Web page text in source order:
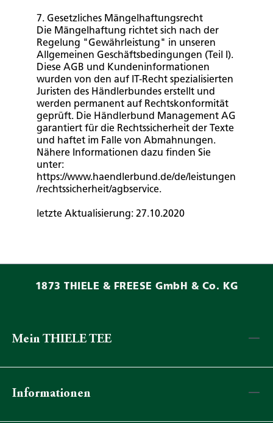
7. Gesetzliches Mängelhaftungsrecht
Die Mängelhaftung richtet sich nach der
Regelung "Gewährleistung" in unseren
Allgemeinen Geschäftsbedingungen (Teil I).
Diese AGB und Kundeninformationen
wurden von den auf IT-Recht spezialisierten
Juristen des Händlerbundes erstellt und
werden permanent auf Rechtskonformität
geprüft. Die Händlerbund Management AG
garantiert für die Rechtssicherheit der Texte
und haftet im Falle von Abmahnungen.
Nähere Informationen dazu finden Sie
unter:
https://www.haendlerbund.de/de/leistungen
/rechtssicherheit/agbservice.
letzte Aktualisierung: 27.10.2020
1873 THIELE & FREESE GmbH & Co. KG
Mein THIELE TEE
Informationen